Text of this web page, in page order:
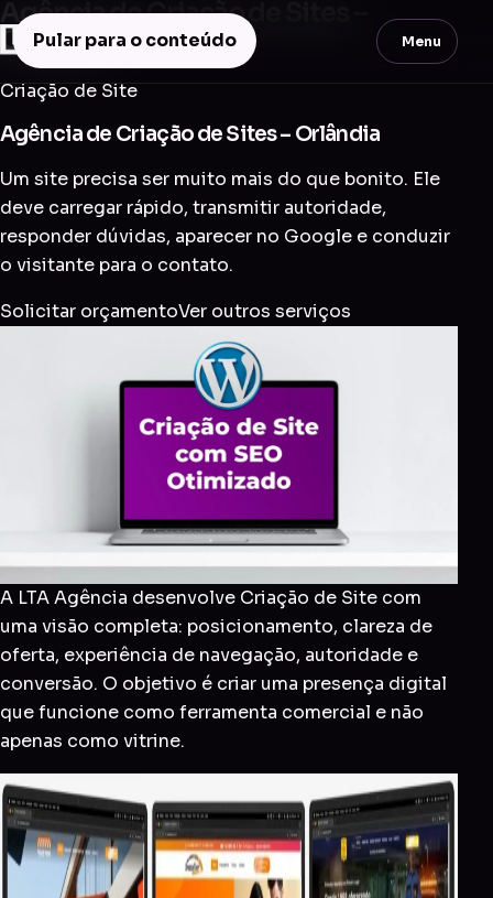
Pular para o conteúdo Menu
Agência de Criação de Sites –
Orlândia
Criação de Site
Agência de Criação de Sites – Orlândia
Um site precisa ser muito mais do que bonito. Ele
deve carregar rápido, transmitir autoridade,
responder dúvidas, aparecer no Google e conduzir
o visitante para o contato.
Solicitar orçamentoVer outros serviços
A LTA Agência desenvolve Criação de Site com
uma visão completa: posicionamento, clareza de
oferta, experiência de navegação, autoridade e
conversão. O objetivo é criar uma presença digital
que funcione como ferramenta comercial e não
apenas como vitrine.